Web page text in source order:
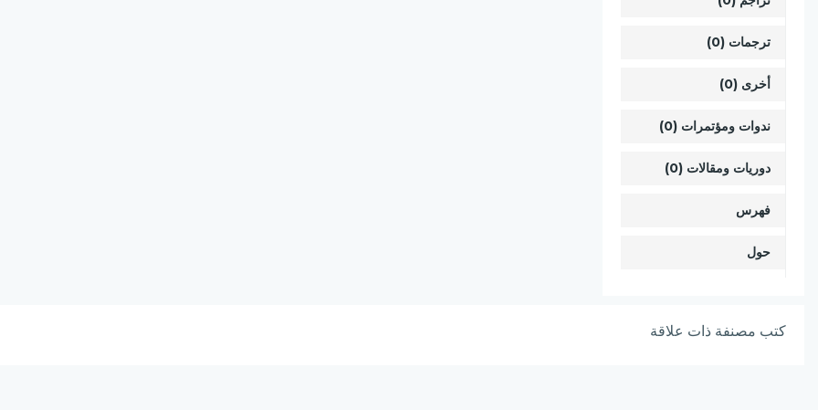
ترجمات (0)
أخرى (0)
ندوات ومؤتمرات (0)
دوريات ومقالات (0)
فهرس
حول
كتب مصنفة ذات علاقة